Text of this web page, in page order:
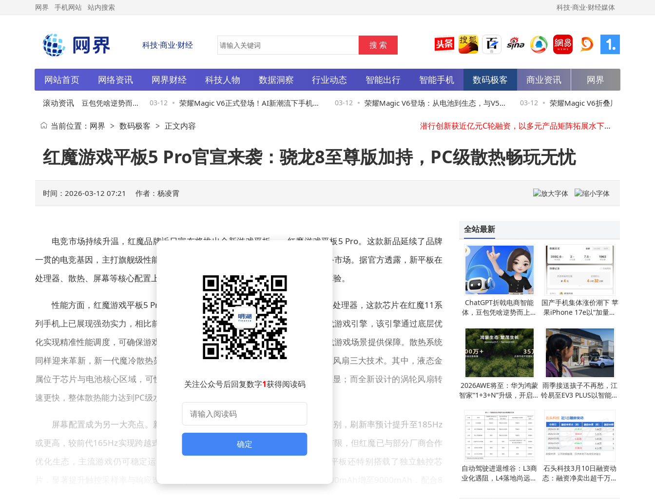
网界 手机网站 站内搜索 科技·商业·财经媒体
科技·商业·财经
网站首页 网络资讯 网界财经 科技人物 数据洞察 行业动态 智能出行 智能手机 数码极客 商业资讯 网界
滚动资讯
折戟电商智能体，豆包凭啥逆势而 03-12 荣耀Magic V6正式登场！AI新潮流下手机厂
商纷纷入局“养龙虾”热潮
03-12 荣耀Magic V6登场：从电池到生态，与V5相
比究竟有哪些升级亮点？
03-12 荣耀Magic V6折叠屏新机来袭：防
突破 8999元起售引期待
华为鸿蒙智家智能主机X2 Pro登场：连接与计算能力大幅跃升
荣耀Magic V6折叠屏新机来袭：防水续航双突破 8999元起售引期待
潜行创新获近亿元C轮融资，以多元产品矩阵拓展水下机器人市场新蓝海
比亚迪2026年将建2万座闪充站，以创新模式打造高效便捷充电网络
华为鸿蒙智家智能主机X2 Pro登场：连接与计算能力大幅跃升
当前位置： 网界 > 数码极客 > 正文内容
红魔游戏平板5 Pro官宣来袭：骁龙8至尊版加持，PC级散热畅玩无忧
时间：2026-03-12 07:21 作者：杨凌霄
电竞市场持续升温，红魔品牌近日宣布将推出全新游戏平板——红魔游戏平板5 Pro。这款新品延续了品牌
一贯的电竞基因，主打旗舰级性能与游戏体验的深度融合，目标直指高端游戏设备市场。据官方透露，新平板在
处理器、散热、屏幕等核心配置上均有显著升级，旨在为玩家提供更极致的操控体验。
性能方面，红魔游戏平板5 Pro将搭载高通最新一代骁龙8至尊版（骁龙8E5）处理器，这款芯片在红魔11系
列手机上已展现强劲实力，相比前代性能提升幅度显著。配合红魔自研的最新一代游戏引擎，该引擎通过底层优
化实现精准性能调度，可确保游戏运行帧率稳定的同时降低功耗，为长时间高负载游戏场景提供保障。散热系统
同样迎来革新，新一代魔冷散热架构整合了复合液态金属、VC均热板及涡轮增压风扇三大技术。其中，液态金
属位于芯片与电池核心区域，可快速导出热量；VC均热板散热效率较前代提升明显；而全新设计的涡轮风扇转
速更快，整体散热能力达到PC级水准。
屏幕配置成为另一大亮点。新平板采用约9英寸OLED屏幕，分辨率达到2K级别，刷新率预计提升至185Hz
或更高，较前代165Hz实现跨越式进步。尽管当前支持185Hz刷新率的游戏数量有限，但红魔已与部分厂商合作
优化生态，主流游戏仍可稳定运行在120Hz-165Hz区间。为匹配高刷屏特性，平板还特别搭载了独立触控芯
片，显著提升触控采样率与响应速度，减少操作延迟。续航方面，电池容量从8200mAh增至9000mAh，配合8
关注公众号后回复数字1获得阅读码
确定
全站最新
ChatGPT折戟电商智能
体，豆包凭啥逆势而上开
国产手机集体涨价潮下 苹
果iPhone 17e以“加量降
2026AWE将至：华为鸿蒙
智家“1+3+N”升级，开启智
雨季接送孩子不再愁，江
铃易至EV3 PLUS以智能舒
自动驾驶进退维谷：L3商
业化遇阻，L4落地尚远，
石头科技3月10日融资动
态：融资净卖出超千万，